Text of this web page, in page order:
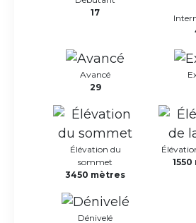
17
Avancé
29
Élévation du
sommet
3450 mètres
Dénivelé